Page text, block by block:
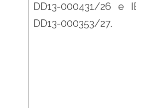
DD13-000431/26 e
DD13-000353/27.